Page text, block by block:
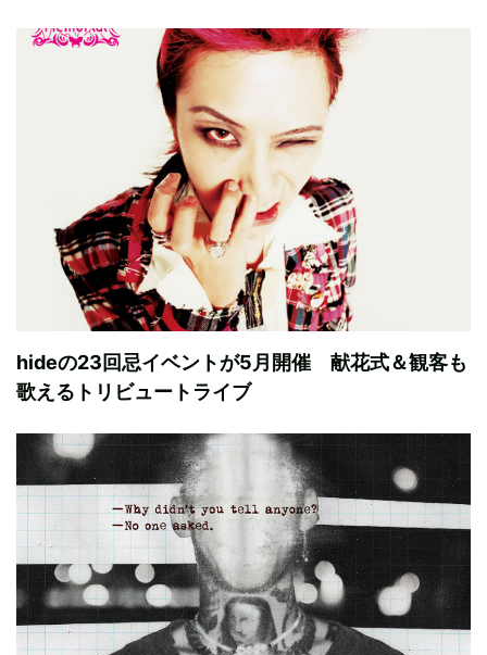
hideの23回忌イベントが5月開催 献花式＆観客も
歌えるトリビュートライブ